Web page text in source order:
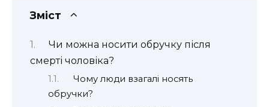
Зміст
Чи можна носити обручку після
смерті чоловіка?
Чому люди взагалі носять
обручки?